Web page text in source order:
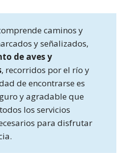
caminos y
y señalizados,
de aves y
, recorridos por el río y
de encontrarse es
y agradable que
los servicios
para disfrutar